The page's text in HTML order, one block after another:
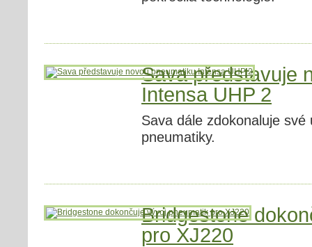
Sava představuje
Intensa UHP 2
Sava dále zdokonaluje
pneumatiky.
Bridgestone
pro XJ220